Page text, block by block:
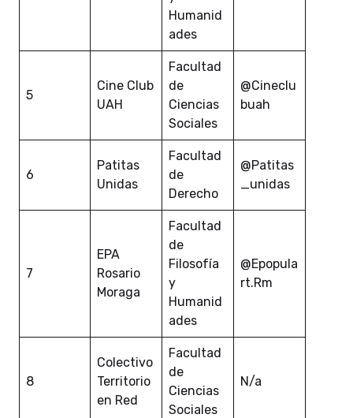
Humanid
ades
5
Cine Club
UAH
Facultad
de
Ciencias
Sociales
@Cineclu
buah
6
Patitas
Unidas
Facultad
de
Derecho
@Patitas
_unidas
7
EPA
Rosario
Moraga
Facultad
de
Filosofía
y
Humanid
ades
@Epopula
rt.Rm
8
Colectivo
Territorio
en Red
Facultad
de
Ciencias
Sociales
N/a